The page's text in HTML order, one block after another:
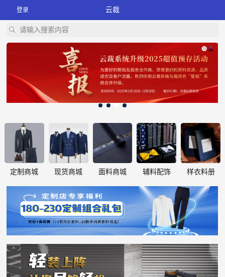
登录 云裁
请输入搜索内容
定制商城 现货商城 面料商城 辅料配饰 样衣料册